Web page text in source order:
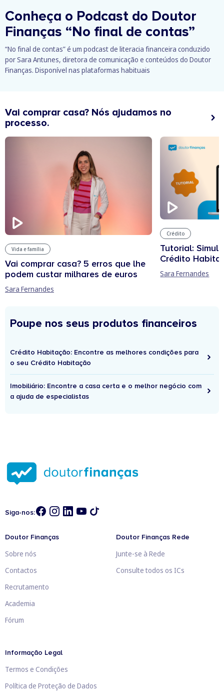
Conheça o Podcast do Doutor
Finanças “No final de contas”
“No final de contas” é um podcast de literacia financeira conduzido
por Sara Antunes, diretora de comunicação e conteúdos do Doutor
Finanças. Disponível nas plataformas habituais
Vai comprar casa? Nós ajudamos no
processo.
Vida e família
Vai comprar casa? 5 erros que lhe
podem custar milhares de euros
Sara Fernandes
Crédito
Tutorial:
Crédito
Sara Fernandes
Poupe nos seus produtos financeiros
Crédito Habitação: Encontre as melhores condições para
o seu Crédito Habitação
Imobiliário: Encontre a casa certa e o melhor negócio com
a ajuda de especialistas
Siga-nos:
Doutor Finanças
Sobre nós
Contactos
Recrutamento
Academia
Fórum
Doutor Finanças Rede
Junte-se à Rede
Consulte todos os ICs
Informação Legal
Termos e Condições
Política de Proteção de Dados